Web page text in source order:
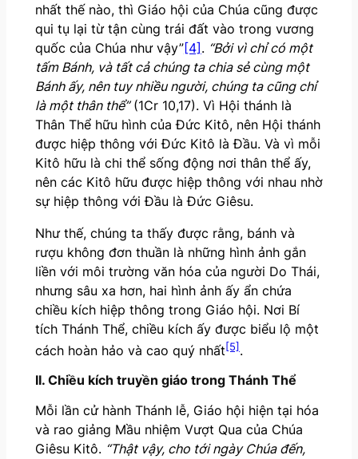
nhất thế nào, thì Giáo hội của Chúa cũng được
qui tụ lại từ tận cùng trái đất vào trong vương
quốc của Chúa như vậy”[4]. “Bởi vì chỉ có một
tấm Bánh, và tất cả chúng ta chia sẻ cùng một
Bánh ấy, nên tuy nhiều người, chúng ta cũng chỉ
là một thân thể”(1Cr 10,17). Vì Hội thánh là
Thân Thể hữu hình của Đức Kitô, nên Hội thánh
được hiệp thông với Đức Kitô là Đầu. Và vì mỗi
Kitô hữu là chi thể sống động nơi thân thể ấy,
nên các Kitô hữu được hiệp thông với nhau nhờ
sự hiệp thông với Đầu là Đức Giêsu.
Như thế, chúng ta thấy được rằng, bánh và
rượu không đơn thuần là những hình ảnh gắn
liền với môi trường văn hóa của người Do Thái,
nhưng sâu xa hơn, hai hình ảnh ấy ẩn chứa
chiều kích hiệp thông trong Giáo hội. Nơi Bí
tích Thánh Thể, chiều kích ấy được biểu lộ một
cách hoàn hảo và cao quý nhất[5].
II. Chiều kích truyền giáo trong Thánh Thể
Mỗi lần cử hành Thánh lễ, Giáo hội hiện tại hóa
và rao giảng Mầu nhiệm Vượt Qua của Chúa
Giêsu Kitô. “Thật vậy, cho tới ngày Chúa đến,